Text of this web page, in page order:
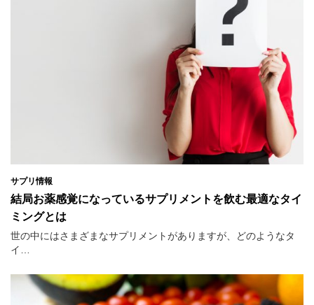
サプリ情報
結局お薬感覚になっているサプリメントを飲む最適なタイ
ミングとは
世の中にはさまざまなサプリメントがありますが、どのようなタ
イ…